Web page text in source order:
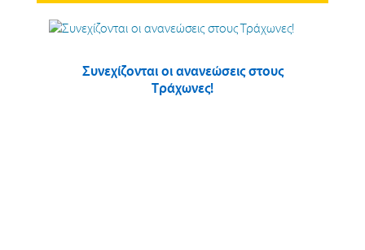
Συνεχίζονται οι ανανεώσεις στους
Τράχωνες!